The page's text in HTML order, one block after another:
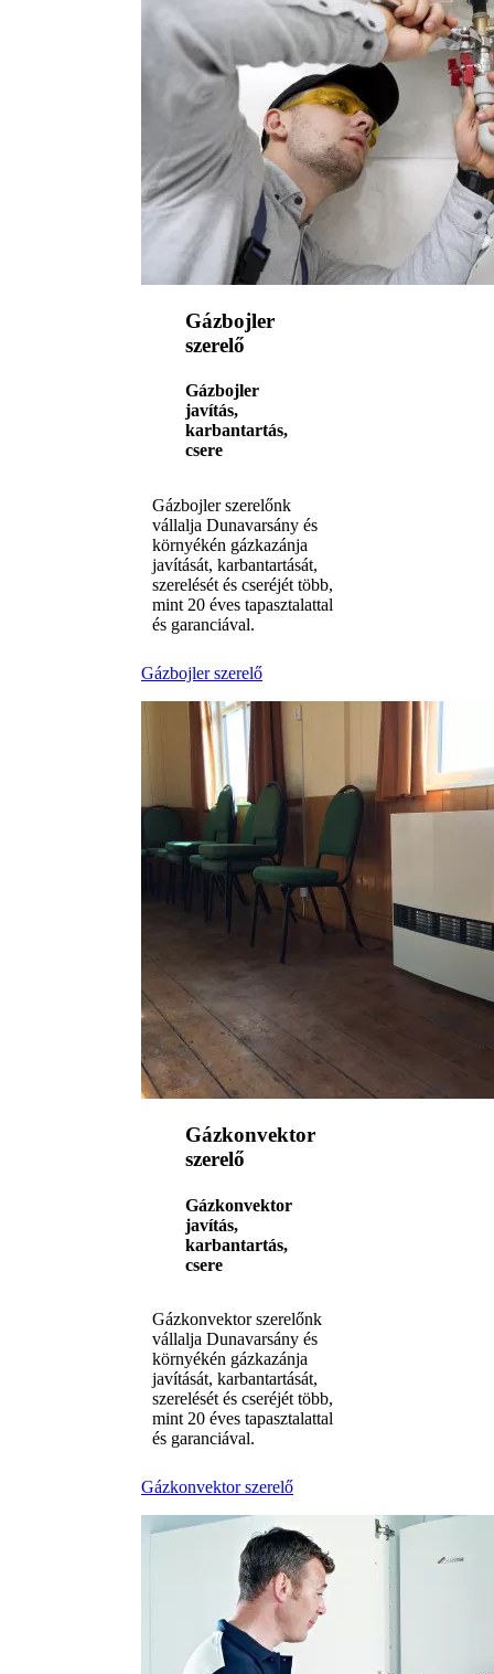
Gázbojler
szerelő
Gázbojler
javítás,
karbantartás,
csere
Gázbojler szerelőnk
vállalja Dunavarsány és
környékén gázkazánja
javítását, karbantartását,
szerelését és cseréjét több,
mint 20 éves tapasztalattal
és garanciával.
Gázbojler szerelő
Gázkonvektor
szerelő
Gázkonvektor
javítás,
karbantartás,
csere
Gázkonvektor szerelőnk
vállalja Dunavarsány és
környékén gázkazánja
javítását, karbantartását,
szerelését és cseréjét több,
mint 20 éves tapasztalattal
és garanciával.
Gázkonvektor szerelő